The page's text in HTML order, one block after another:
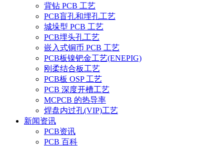
背钻 PCB 工艺
PCB盲孔和埋孔工艺
城垛型 PCB 工艺
PCB埋头孔工艺
嵌入式铜币 PCB 工艺
PCB板镍钯金工艺(ENEPIG)
刚柔结合板工艺
PCB板 OSP 工艺
PCB 深度开槽工艺
MCPCB 的热导率
焊盘内过孔(VIP)工艺
新闻资讯
PCB资讯
PCB 百科